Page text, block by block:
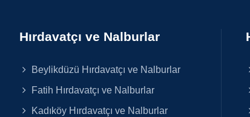
Hırdavatçı ve Nalburlar
Beylikdüzü Hırdavatçı ve Nalburlar
Fatih Hırdavatçı ve Nalburlar
Kadıköy Hırdavatçı ve Nalburlar